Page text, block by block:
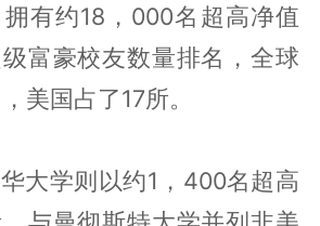
有约18，000名超高净值
富豪校友数量排名，全球
美国占了17所。
大学则以约1，400名超高